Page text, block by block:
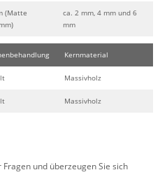
(Matte
ca. 2 mm, 4 mm und 6
mm
Kernmaterial
Massivholz
Massivholz
und überzeugen Sie sich